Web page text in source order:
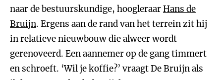
naar de bestuurskundige, hoogleraarHans de
Bruijn. Ergens aan de rand van het terrein zit hij
in relatieve nieuwbouw die alweer wordt
gerenoveerd. Een aannemer op de gang timmert
en schroeft. ‘Wil je koffie?’ vraagt De Bruijn als